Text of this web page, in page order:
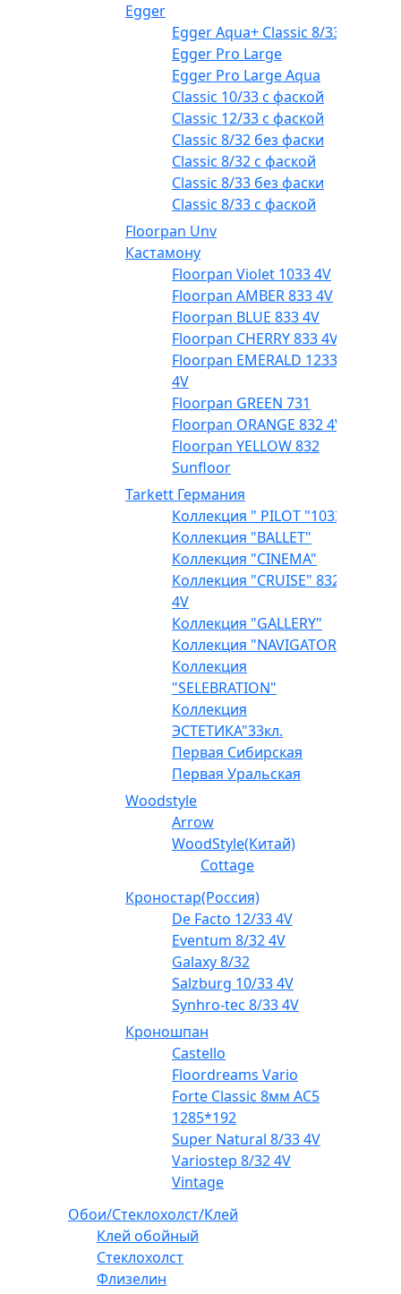
Egger
Egger Aqua+ Classic 8/33
Egger Pro Large
Egger Pro Large Aqua
Classic 10/33 с фаской
Classic 12/33 с фаской
Classic 8/32 без фаски
Classic 8/32 с фаской
Classic 8/33 без фаски
Classic 8/33 с фаской
Floorpan Unv
Кастамону
Floorpan Violet 1033 4V
Floorpan AMBER 833 4V
Floorpan BLUE 833 4V
Floorpan CHERRY 833 4V
Floorpan EMERALD 1233
4V
Floorpan GREEN 731
Floorpan ORANGE 832 4V
Floorpan YELLOW 832
Sunfloor
Tarkett Германия
Коллекция " PILOT "1033
Коллекция "BALLET"
Коллекция "CINEMA"
Коллекция "CRUISE" 832
4V
Коллекция "GALLERY"
Коллекция "NAVIGATOR"
Коллекция
"SELEBRATION"
Коллекция
ЭСТЕТИКА"33кл.
Первая Сибирская
Первая Уральская
Woodstyle
Arrow
WoodStyle(Китай)
Cottage
Кроностар(Россия)
De Facto 12/33 4V
Eventum 8/32 4V
Galaxy 8/32
Salzburg 10/33 4V
Synhro-tec 8/33 4V
Кроношпан
Castello
Floordreams Vario
Forte Classic 8мм AC5
1285*192
Super Natural 8/33 4V
Variostep 8/32 4V
Vintage
Обои/Стеклохолст/Клей
Клей обойный
Стеклохолст
Флизелин